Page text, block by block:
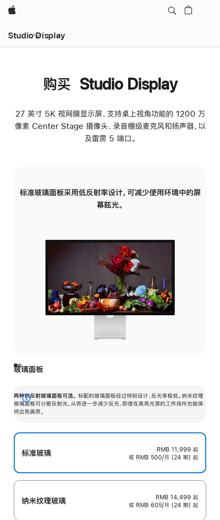
Apple
Studio Display
购买 Studio Display
27 英寸 5K 视网膜显示屏、支持桌上视角功能的 1200 万
像素 Center Stage 摄像头、录音棚级麦克风和扬声器，以
及雷雳 5 端口。
标准玻璃面板采用低反射率设计，可减少使用环境中的屏
幕眩光。
玻璃面板
两种抗反射玻璃面板可选。 标配的玻璃面板经过特别设计，反光率极低。纳米纹理
玻璃面板可分散反射光，从而进一步减少反光，即使在高亮光源的工作场所也能保
持出色画质。
展
开
标准玻璃 RMB 11,999 起
或 RMB 500/月 (24 期) 起
纳米纹理玻璃 RMB 14,499 起
或 RMB 605/月 (24 期) 起